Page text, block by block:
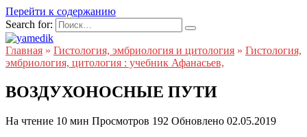
Перейти к содержанию
Search for:
Главная » Гистология, эмбриология и цитология » Гистология,
эмбриология, цитология : учебник Афанасьев,
ВОЗДУХОНОСНЫЕ ПУТИ
На чтение 10 мин Просмотров 192 Обновлено 02.05.2019